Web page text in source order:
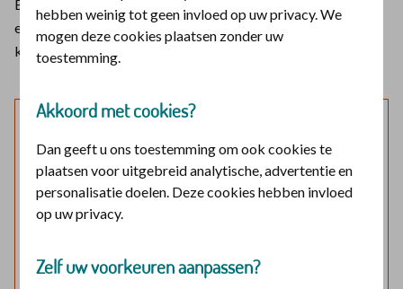
Bijvoorbeeld als gevolg van een beroerte, botbreuk of voor
een nieuwe knie of heup. Bij De christelijke zorgverzekeraar
krijgt u een vergoeding hiervoor.
Log in en bekijk welke vergoedingen en voorwaarden
voor u gelden.
Geen DigiD?Vraag aan
hebben weinig tot geen invloed op uw privacy. We
mogen deze cookies plaatsen zonder uw
toestemming.
Akkoord met cookies?
Dan geeft u ons toestemming om ook cookies te
plaatsen voor uitgebreid analytische, advertentie en
personalisatie doelen. Deze cookies hebben invloed
op uw privacy.
Zelf uw voorkeuren aanpassen?